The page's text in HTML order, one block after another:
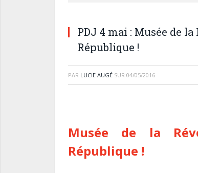
PDJ 4 mai : Musée de
République !
PAR LUCIE AUGÉ SUR 04/05/2016
Musée de la
République !